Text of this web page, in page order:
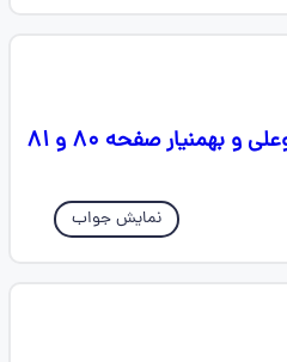
بهمنیار صفحه ۸۰ و ۸۱
نمایش جواب